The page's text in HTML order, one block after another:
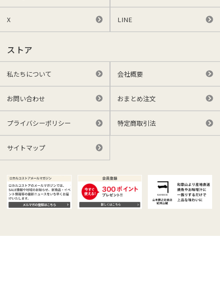
X LINE
ストア
私たちについて 会社概要
お問い合わせ おまとめ注文
プライバシーポリシー 特定商取引法
サイトマップ